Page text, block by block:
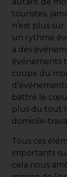
touristes,
n’est plus
un rythme
a des
événements
coupe du
battre le
plus du tout
domicile-
Tous ces
importants
cela nous